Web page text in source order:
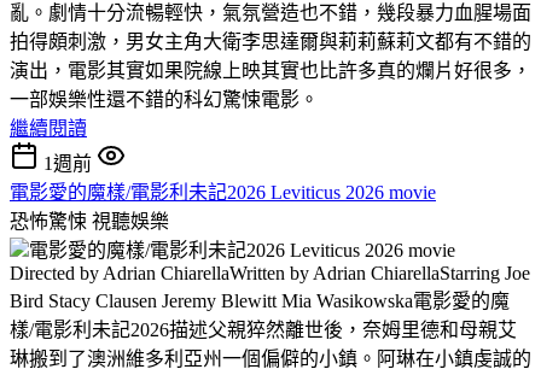
亂。劇情十分流暢輕快，氣氛營造也不錯，幾段暴力血腥場面
拍得頗刺激，男女主角大衛李思達爾與莉莉蘇莉文都有不錯的
演出，電影其實如果院線上映其實也比許多真的爛片好很多，
一部娛樂性還不錯的科幻驚悚電影。
繼續閱讀
1週前
電影愛的魔樣/電影利未記2026 Leviticus 2026 movie
恐怖驚悚 視聽娛樂
電影愛的魔樣/電影利未記2026 Leviticus 2026 movie
Directed by Adrian ChiarellaWritten by Adrian ChiarellaStarring Joe
Bird Stacy Clausen Jeremy Blewitt Mia Wasikowska電影愛的魔
樣/電影利未記2026描述父親猝然離世後，奈姆里德和母親艾
琳搬到了澳洲維多利亞州一個偏僻的小鎮。阿琳在小鎮虔誠的